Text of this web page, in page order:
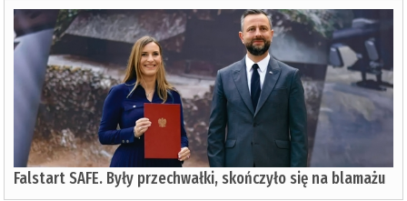
Falstart SAFE. Były przechwałki, skończyło się na blamażu